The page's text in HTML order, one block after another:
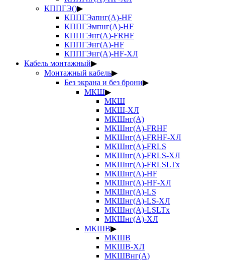
КППГЭ()▶
КППГЭапнг(А)-HF
КППГЭмпнг(А)-HF
КППГЭнг(А)-FRHF
КППГЭнг(А)-HF
КППГЭнг(А)-HF-ХЛ
Кабель монтажный▶
Монтажный кабель▶
Без экрана и без брони▶
МКШ▶
МКШ
МКШ-ХЛ
МКШнг(А)
МКШнг(А)-FRHF
МКШнг(А)-FRHF-ХЛ
МКШнг(А)-FRLS
МКШнг(А)-FRLS-ХЛ
МКШнг(А)-FRLSLTx
МКШнг(А)-HF
МКШнг(А)-HF-ХЛ
МКШнг(А)-LS
МКШнг(А)-LS-ХЛ
МКШнг(А)-LSLTx
МКШнг(А)-ХЛ
МКШВ▶
МКШВ
МКШВ-ХЛ
МКШВнг(А)